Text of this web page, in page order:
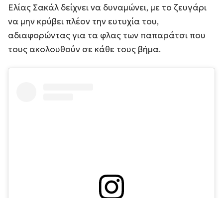
Ελίας Σακάλ δείχνει να δυναμώνει, με το ζευγάρι
να μην κρύβει πλέον την ευτυχία του,
αδιαφορώντας για τα φλας των παπαράτσι που
τους ακολουθούν σε κάθε τους βήμα.